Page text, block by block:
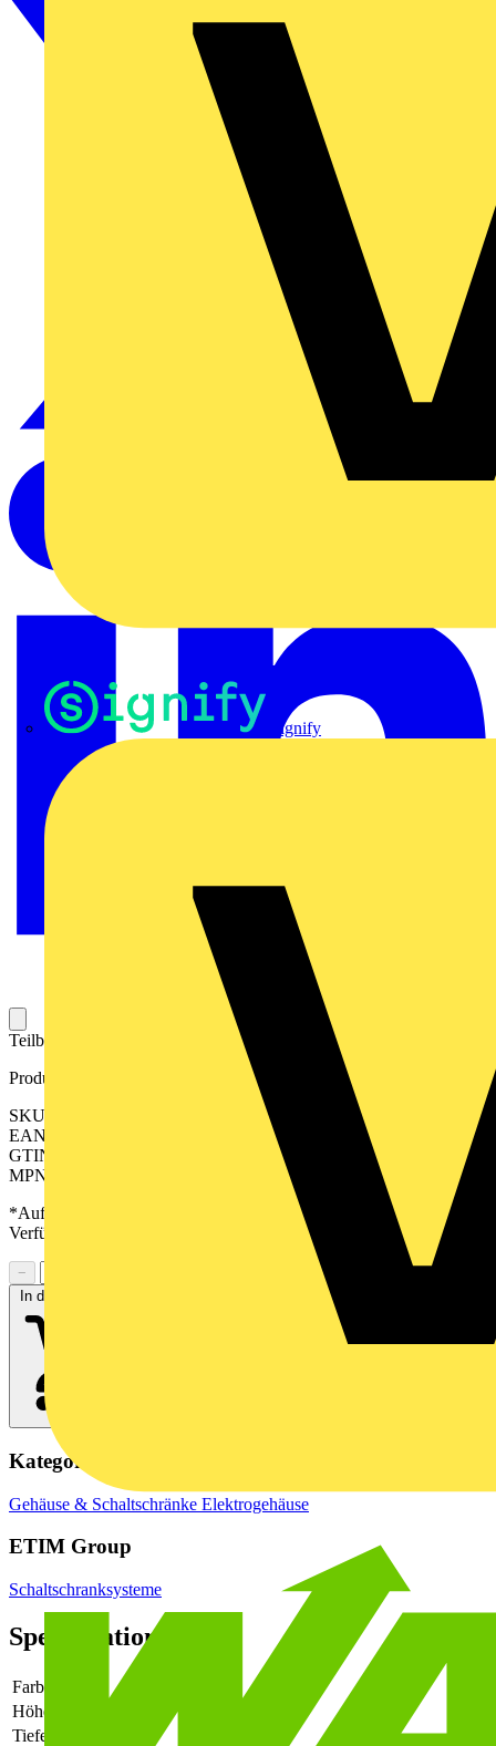
Signify
Teilbare Kabeleinführung für Leitungen mit Stecker.
Produktkennzeichen
SKU: 2584220000
EAN: 04050118616590
GTIN: 04050118616590
MPN: CABTITE FRL 16/8 BK
*Auf Anfrage verfügbar - bitte in den Warenkorb legen, um
Verfügbarkeit zu prüfen
−
In den Warenkorb
Kategorien
Gehäuse & Schaltschränke Elektrogehäuse
ETIM Group
Schaltschranksysteme
Spezifikationen
Farbe
schwarz
Höhe
Tiefe